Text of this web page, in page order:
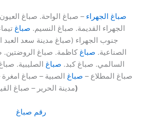
صباغ الجهراء – صباغ الواحة. صباغ
الجهراء القديمة. صباغ النسيم. صباغ
جنوب الجهراء (صباغ مدينة سعد العبد
الصناعية. صباغ كاظمة. صباغ الروضتين.
السالمي. صباغ كبد. صباغ الصليبية.
صباغ المطلاع – صباغ الصبية – صباغ امغرة
مدينة الحرير – صباغ)
رقم صباغ